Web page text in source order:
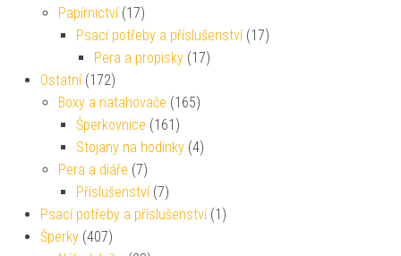
Papírnictví (17)
Psací potřeby a příslušenství (17)
Pera a propisky (17)
Ostatní (172)
Boxy a natahovače (165)
Šperkovnice (161)
Stojany na hodinky (4)
Pera a diáře (7)
Příslušenství (7)
Psací potřeby a příslušenství (1)
Šperky (407)